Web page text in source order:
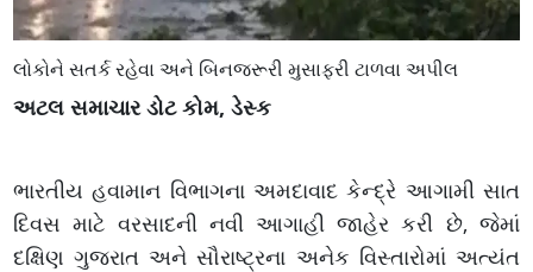
લોકોને સતર્ક રહેવા અને બિનજરૂરી મુસાફરી ટાળવા અપીલ
અટલ સમાચાર ડોટ કોમ, ડેસ્ક
ભારતીય હવામાન વિભાગના અમદાવાદ કેન્દ્રે આગામી સાત
દિવસ માટે વરસાદની નવી આગાહી જાહેર કરી છે, જેમાં
દક્ષિણ ગુજરાત અને સૌરાષ્ટ્રના અનેક વિસ્તારોમાં અત્યંત